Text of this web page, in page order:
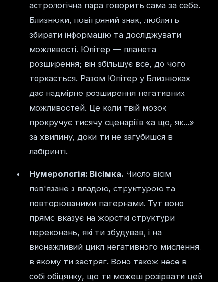
астрологічна пара говорить сама за себе.
Близнюки, повітряний знак, люблять
збирати інформацію та досліджувати
можливості. Юпітер — планета
розширення; він збільшує все, до чого
торкається. Разом Юпітер у Близнюках
дає надмірне розширення негативних
можливостей. Це коли твій мозок
прокручує тисячу сценаріїв «а що, як...»
за хвилину, доки ти не загубишся в
лабіринті.
Нумерологія: Вісімка. Число вісім
пов'язане з владою, структурою та
повторюваними патернами. Тут воно
прямо вказує на жорсткі структури
переконань, які ти збудував, і на
виснажливий цикл негативного мислення,
в якому ти застряг. Воно також несе в
собі обіцянку, що ти можеш розірвати цей